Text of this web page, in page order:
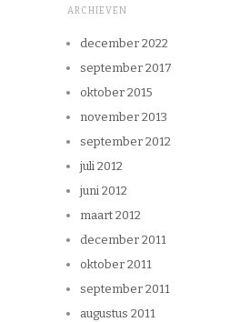
ARCHIEVEN
december 2022
september 2017
oktober 2015
november 2013
september 2012
juli 2012
juni 2012
maart 2012
december 2011
oktober 2011
september 2011
augustus 2011